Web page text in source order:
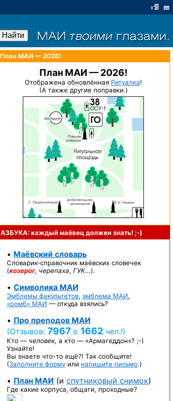
План МАИ — 2026!
План МАИ — 2026!
Отображена обновлённая Ритуалка!
(А также другие поправки.)
АЗБУКА: каждый маёвец должензнать! ;-)
• Маёвский словарь
Словарик-справочник маёвских словечек
(козерог, черепаха, ГУК…).
• Символика МАИ
Эмблемы факультетов, эмблема МАИ,
«ромб» МАИ — откуда взялись?
• Про преподов МАИ
(Отзывов: 7967 о 1662 чел.!)
Кто — человек, а кто — «Армагеддон»? ;-)
Узнайте!
Вы знаете что-то ещё?! Так сообщите!
(Заполните форму или напишите письмо.)
• План МАИ (и спутниковый снимок)
Где какие корпуса, общаги, проходные?